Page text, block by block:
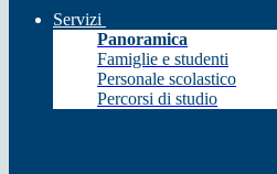
Servizi
Panoramica
Famiglie e studenti
Personale scolastico
Percorsi di studio